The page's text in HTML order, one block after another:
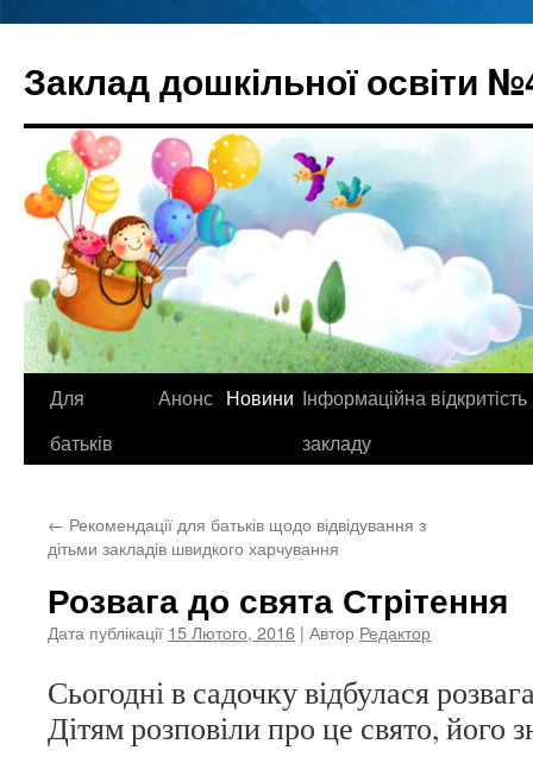
вмісту
Заклад дошкільної освіти
Для
батьків
Анонс Новини Інформаційна відкритість
закладу
← Рекомендації для батьків щодо відвідування з
дітьми закладів швидкого харчування
Розвага до свята Стрітення
Дата публікації 15 Лютого, 2016 | Автор Редактор
Сьогодні в садочку відбулася
Дітям розповіли про це свято, його